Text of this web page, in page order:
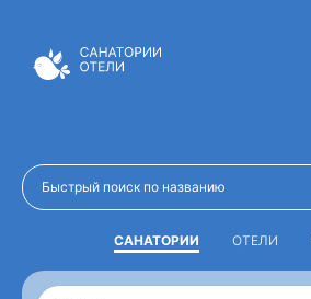
САНАТОРИИ ОТЕЛИ